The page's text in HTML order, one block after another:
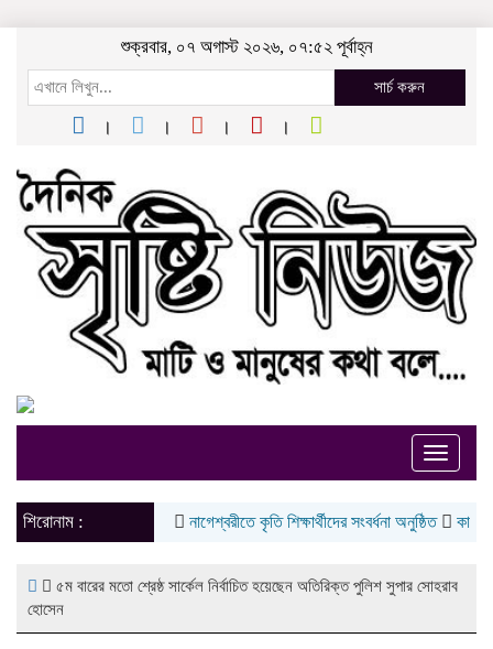
শুক্রবার, ০৭ অগাস্ট ২০২৬, ০৭:৫২ পূর্বাহ্ন
সার্চ করুন
Toggle
শিরোনাম :
নাগেশ্বরীতে কৃতি শিক্ষার্থীদের সংবর্ধনা অনুষ্ঠিত কাউনিয়ায়
৫ম বারের মতো শ্রেষ্ঠ সার্কেল নির্বাচিত হয়েছেন অতিরিক্ত পুলিশ সুপার সোহরাব
হোসেন